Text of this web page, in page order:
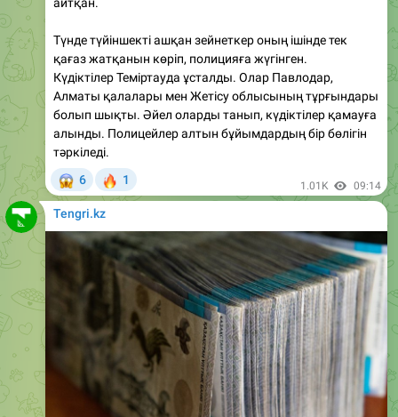
Күдіктілер Теміртауда ұсталды. Олар Павлодар,
Алматы қалалары мен Жетісу облысының тұрғындары
болып шықты. Әйел оларды танып, күдіктілер қамауға
алынды. Полицейлер алтын бұйымдардың бір бөлігін
тәркіледі.
6 1
Tengri.kz
Ломбардтағы кешіктірілген төлемдер енді несие